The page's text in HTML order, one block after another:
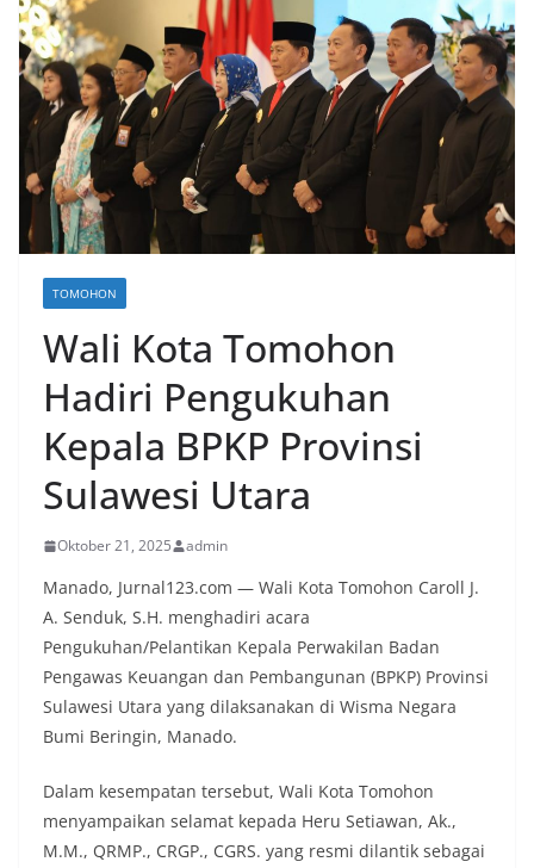
TOMOHON
Wali Kota Tomohon
Hadiri Pengukuhan
Kepala BPKP Provinsi
Sulawesi Utara
Oktober 21, 2025 admin
Manado, Jurnal123.com — Wali Kota Tomohon Caroll J.
A. Senduk, S.H. menghadiri acara
Pengukuhan/Pelantikan Kepala Perwakilan Badan
Pengawas Keuangan dan Pembangunan (BPKP) Provinsi
Sulawesi Utara yang dilaksanakan di Wisma Negara
Bumi Beringin, Manado.
Dalam kesempatan tersebut, Wali Kota Tomohon
menyampaikan selamat kepada Heru Setiawan, Ak.,
M.M., QRMP., CRGP., CGRS. yang resmi dilantik sebagai